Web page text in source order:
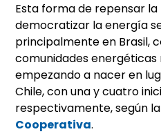
Esta forma de repensar
democratizar la energía
principalmente en Brasil,
comunidades
empezando a nacer en
Chile, con una y cuatro
respectivamente, según
Cooperativa.